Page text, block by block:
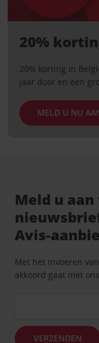
20%
20% korting in
jaar door en een
MELD U NU
Meld u
Avis-
Met het invoeren
akkoord gaat met ons
VERZENDEN